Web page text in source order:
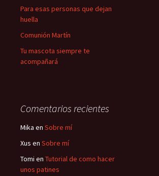
Para esas personas que dejan
huella
Comunión Martín
Tu mascota siempre te
acompañará
Comentarios recientes
Mika en Sobre mí
Xus en Sobre mí
Tomi en Tutorial de como hacer
unos patines